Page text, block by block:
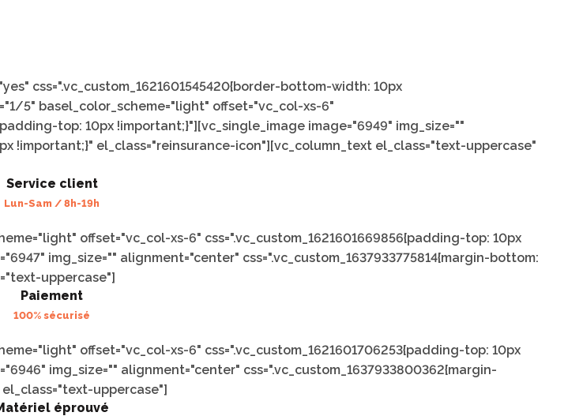
css=".vc_custom_1621601545420{border-bottom-width: 10px
5" basel_color_scheme="light" offset="vc_col-xs-6"
top: 10px !important;}"][vc_single_image image="6949" img_size=""
!important;}" el_class="reinsurance-icon"][vc_column_text el_class="text-uppercase"
Service client
Lun-Sam / 8h-19h
offset="vc_col-xs-6" css=".vc_custom_1621601669856{padding-top: 10px
img_size="" alignment="center" css=".vc_custom_1637933775814{margin-bottom:
uppercase"]
Paiement
100% sécurisé
offset="vc_col-xs-6" css=".vc_custom_1621601706253{padding-top: 10px
img_size="" alignment="center" css=".vc_custom_1637933800362{margin-
uppercase"]
éprouvé